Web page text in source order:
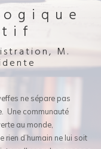
M.
ne sépare pas
Une communauté
au monde,
rien d’humain ne lui soit